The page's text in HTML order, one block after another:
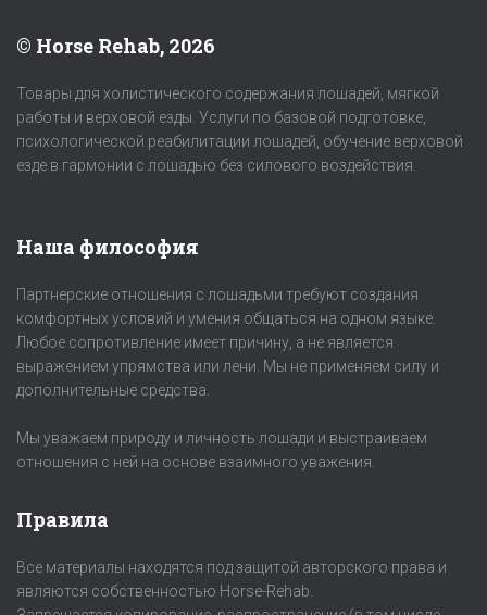
© Horse Rehab, 2026
Товары для холистического содержания лошадей, мягкой
работы и верховой езды. Услуги по базовой подготовке,
психологической реабилитации лошадей, обучение верховой
езде в гармонии с лошадью без силового воздействия.
Наша философия
Партнерские отношения с лошадьми требуют создания
комфортных условий и умения общаться на одном языке.
Любое сопротивление имеет причину, а не является
выражением упрямства или лени. Мы не применяем силу и
дополнительные средства.
Мы уважаем природу и личность лошади и выстраиваем
отношения с ней на основе взаимного уважения.
Правила
Все материалы находятся под защитой авторского права и
являются собственностью Horse-Rehab.